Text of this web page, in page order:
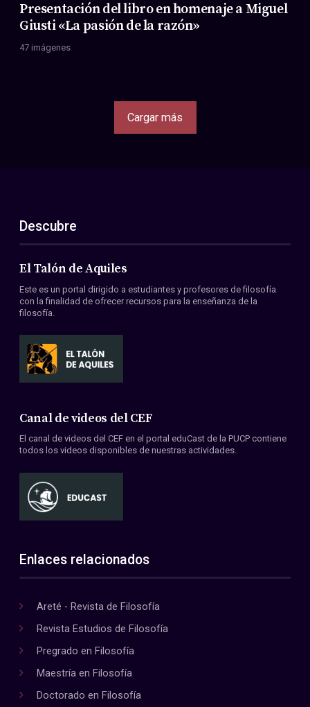
Presentación del libro en homenaje a Miguel
Giusti «La pasión de la razón»
47 imágenes
Cargar más
Descubre
El Talón de Aquiles
Este es un portal dirigido a estudiantes y profesores de filosofía
con la finalidad de ofrecer recursos para la enseñanza de la
filosofía.
Canal de videos del CEF
El canal de videos del CEF en el portal eduCast de la PUCP contiene
todos los videos disponibles de nuestras actividades.
Enlaces relacionados
Areté - Revista de Filosofía
Revista Estudios de Filosofía
Pregrado en Filosofía
Maestría en Filosofía
Doctorado en Filosofía